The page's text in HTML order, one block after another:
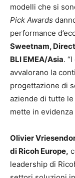
modelli che si
Pick Awards
performance
Sweetnam,
BLI EMEA/Asia.
avvalorano la
progettazione di
aziende di tutte
mette in evidenza
Olivier
di Ricoh Europe,
leadership di